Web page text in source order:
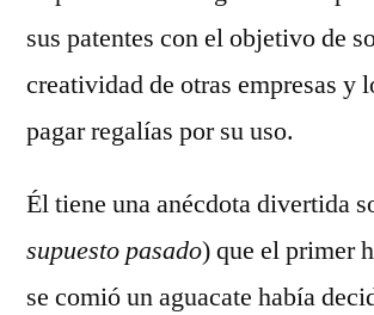
sus patentes con el objetivo de
creatividad de otras empresas y
pagar regalías por su uso.
Él tiene una anécdota divertida
supuesto pasado) que el primer
se comió un aguacate había